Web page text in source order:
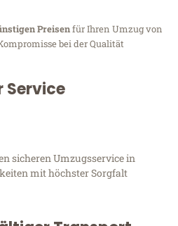
Preisenfür Ihren Umzug von
bei der Qualität
Service
sicheren Umzugsservice in
mit höchster Sorgfalt